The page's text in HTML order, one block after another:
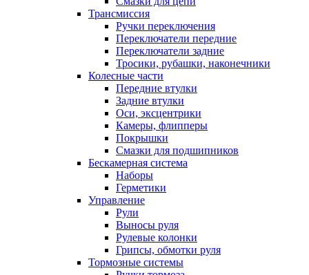
Трансмиссия
Ручки переключения
Переключатели передние
Переключатели задние
Тросики, рубашки, наконечники
Колесные части
Передние втулки
Задние втулки
Оси, эксцентрики
Камеры, флипперы
Покрышки
Смазки для подшипников
Бескамерная система
Наборы
Герметики
Управление
Рули
Выносы руля
Рулевые колонки
Грипсы, обмотки руля
Тормозные системы